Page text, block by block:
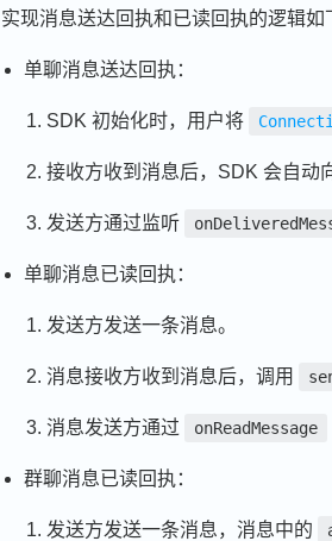
实现消息送达回执和已读回执的逻辑如
单聊消息送达回执：
SDK 初始化时，用户将
接收方收到消息后，SDK 会自动
发送方通过监听
单聊消息已读回执：
发送方发送一条消息。
消息接收方收到消息后，调用
消息发送方通过 onReadMessage
群聊消息已读回执：
发送方发送一条消息，消息中的